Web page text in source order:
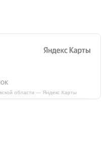
других производителей.
магазина.
меньше времени.
в автоматическом режиме.
области — Яндекс Карты